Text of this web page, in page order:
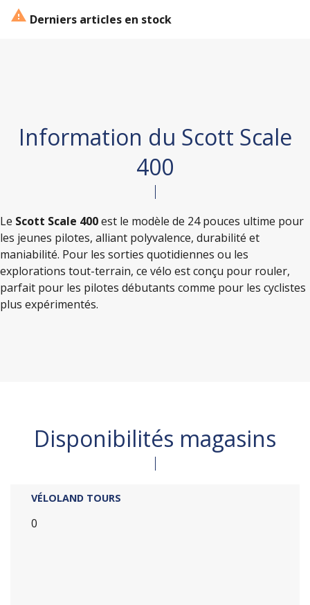
 Derniers articles en stock
Information du Scott Scale
400
Le Scott Scale 400est le modèle de 24 pouces ultime pour
les jeunes pilotes, alliant polyvalence, durabilité et
maniabilité. Pour les sorties quotidiennes ou les
explorations tout-terrain, ce vélo est conçu pour rouler,
parfait pour les pilotes débutants comme pour les cyclistes
plus expérimentés.
Disponibilités magasins
VÉLOLAND TOURS
0